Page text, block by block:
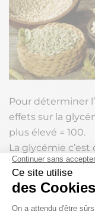
Pour déterminer
effets sur la
plus élevé = 100.
La glycémie
le sang qui est en
Lorsque la
d’insuline est